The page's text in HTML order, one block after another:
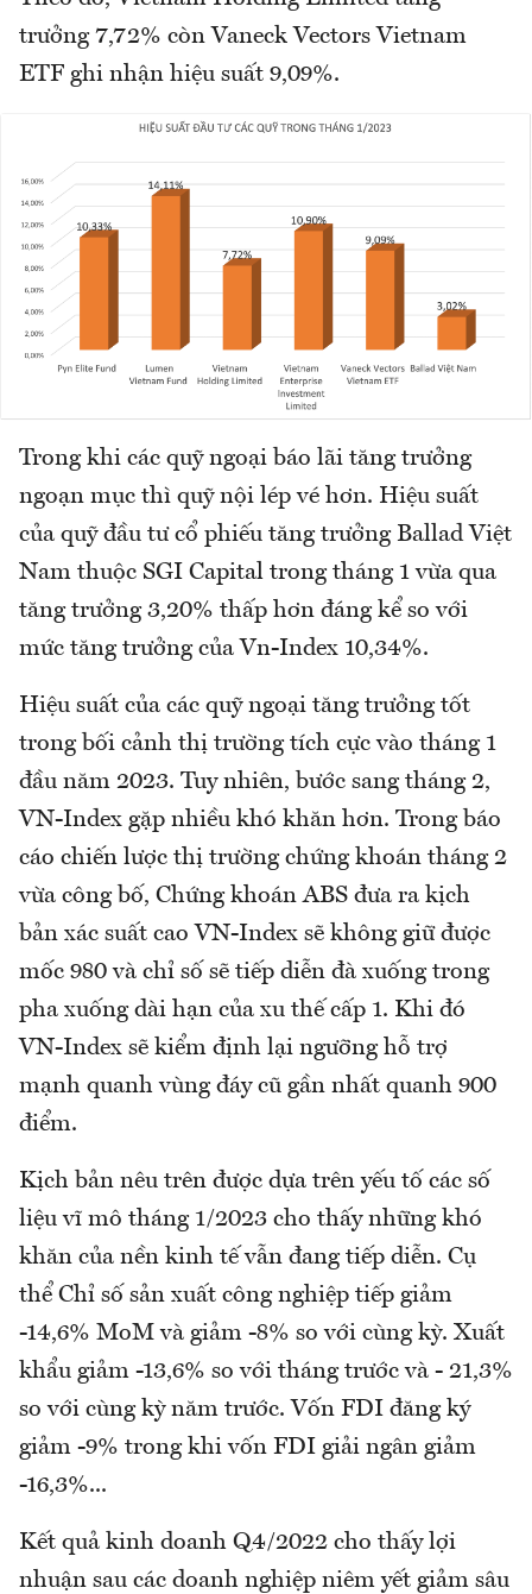
trưởng 7,72% còn Vaneck Vectors Vietnam
ETF ghi nhận hiệu suất 9,09%.
Trong khi các quỹ ngoại báo lãi tăng trưởng
ngoạn mục thì quỹ nội lép vé hơn. Hiệu suất
của quỹ đầu tư cổ phiếu tăng trưởng Ballad Việt
Nam thuộc SGI Capital trong tháng 1 vừa qua
tăng trưởng 3,20% thấp hơn đáng kể so với
mức tăng trưởng của Vn-Index 10,34%.
Hiệu suất của các quỹ ngoại tăng trưởng tốt
trong bối cảnh thị trường tích cực vào tháng 1
đầu năm 2023. Tuy nhiên, bước sang tháng 2,
VN-Index gặp nhiều khó khăn hơn. Trong báo
cáo chiến lược thị trường chứng khoán tháng 2
vừa công bố, Chứng khoán ABS đưa ra kịch
bản xác suất cao VN-Index sẽ không giữ được
mốc 980 và chỉ số sẽ tiếp diễn đà xuống trong
pha xuống dài hạn của xu thế cấp 1. Khi đó
VN-Index sẽ kiểm định lại ngưỡng hỗ trợ
mạnh quanh vùng đáy cũ gần nhất quanh 900
điểm.
Kịch bản nêu trên được dựa trên yếu tố các số
liệu vĩ mô tháng 1/2023 cho thấy những khó
khăn của nền kinh tế vẫn đang tiếp diễn. Cụ
thể Chỉ số sản xuất công nghiệp tiếp giảm
-14,6% MoM và giảm -8% so với cùng kỳ. Xuất
khẩu giảm -13,6% so với tháng trước và - 21,3%
so với cùng kỳ năm trước. Vốn FDI đăng ký
giảm -9% trong khi vốn FDI giải ngân giảm
-16,3%...
Kết quả kinh doanh Q4/2022 cho thấy lợi
nhuận sau các doanh nghiệp niêm yết giảm sâu